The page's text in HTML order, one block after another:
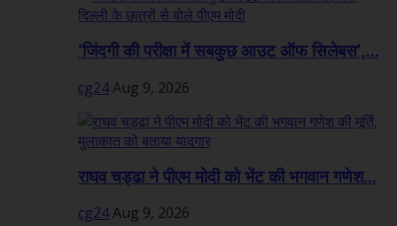
‘जिंदगी की परीक्षा में सबकुछ आउट ऑफ सिलेबस’,...
cg24Aug 9, 2026
राघव चड्ढा ने पीएम मोदी को भेंट की भगवान गणेश...
cg24Aug 9, 2026